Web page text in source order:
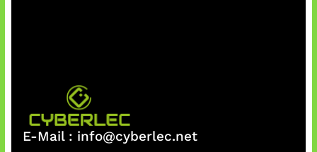
E-Mail : info@cyberlec.net